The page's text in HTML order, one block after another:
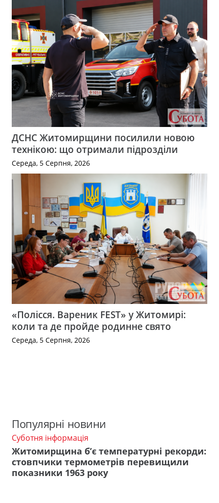
ДСНС Житомирщини посилили новою
технікою: що отримали підрозділи
Середа, 5 Серпня, 2026
«Полісся. Вареник FEST» у Житомирі:
коли та де пройде родинне свято
Середа, 5 Серпня, 2026
Популярні новини
Суботня інформація
Житомирщина б’є температурні рекорди:
стовпчики термометрів перевищили
показники 1963 року